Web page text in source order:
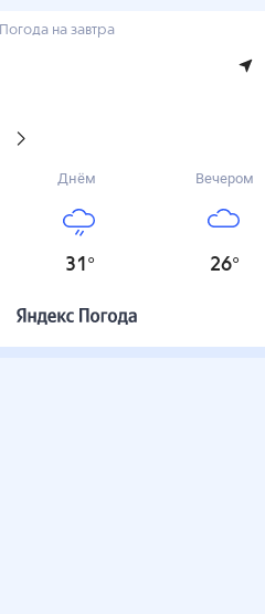
Погода на завтра
Днём
31 °
Вечером
26°